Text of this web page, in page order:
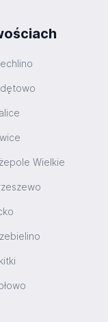
Wielkie